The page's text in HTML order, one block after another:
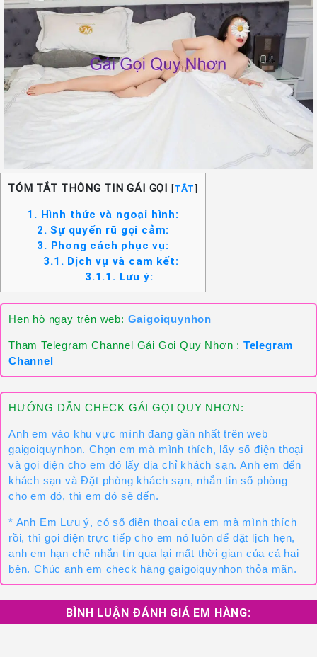
TÓM TẮT THÔNG TIN GÁI GỌI [TẮT]
1. Hình thức và ngoại hình:
2. Sự quyến rũ gợi cảm:
3. Phong cách phục vụ:
3.1. Dịch vụ và cam kết:
3.1.1. Lưu ý:
Hẹn hò ngay trên web: Gaigoiquynhon
Tham Telegram Channel Gái Gọi Quy Nhơn : Telegram
Channel
HƯỚNG DẪN CHECK GÁI GỌI QUY NHƠN:
Anh em vào khu vực mình đang gần nhất trên web
gaigoiquynhon. Chọn em mà mình thích, lấy số điện thoại
và gọi điện cho em đó lấy địa chỉ khách sạn. Anh em đến
khách sạn và Đặt phòng khách sạn, nhắn tin số phòng
cho em đó, thì em đó sẽ đến.
* Anh Em Lưu ý, có số điện thoại của em mà mình thích
rồi, thì gọi điện trực tiếp cho em nó luôn để đặt lịch hẹn,
anh em hạn chế nhắn tin qua lại mất thời gian của cả hai
bên. Chúc anh em check hàng gaigoiquynhon thỏa mãn.
BÌNH LUẬN ĐÁNH GIÁ EM HÀNG: